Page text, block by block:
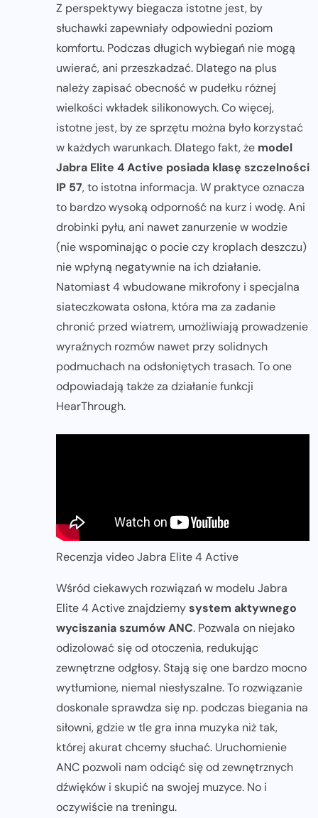
Z perspektywy biegacza istotne jest, by
słuchawki zapewniały odpowiedni poziom
komfortu. Podczas długich wybiegań nie mogą
uwierać, ani przeszkadzać. Dlatego na plus
należy zapisać obecność w pudełku różnej
wielkości wkładek silikonowych. Co więcej,
istotne jest, by ze sprzętu można było korzystać
w każdych warunkach. Dlatego fakt, że model
Jabra Elite 4 Active posiada klasę szczelności
IP 57, to istotna informacja. W praktyce oznacza
to bardzo wysoką odporność na kurz i wodę. Ani
drobinki pyłu, ani nawet zanurzenie w wodzie
(nie wspominając o pocie czy kroplach deszczu)
nie wpłyną negatywnie na ich działanie.
Natomiast 4 wbudowane mikrofony i specjalna
siateczkowata osłona, która ma za zadanie
chronić przed wiatrem, umożliwiają prowadzenie
wyraźnych rozmów nawet przy solidnych
podmuchach na odsłoniętych trasach. To one
odpowiadają także za działanie funkcji
HearThrough.
Recenzja video Jabra Elite 4 Active
Wśród ciekawych rozwiązań w modelu Jabra
Elite 4 Active znajdziemysystem aktywnego
wyciszania szumów ANC. Pozwala on niejako
odizolować się od otoczenia, redukując
zewnętrzne odgłosy. Stają się one bardzo mocno
wytłumione, niemal niesłyszalne. To rozwiązanie
doskonale sprawdza się np. podczas biegania na
siłowni, gdzie w tle gra inna muzyka niż tak,
której akurat chcemy słuchać. Uruchomienie
ANC pozwoli nam odciąć się od zewnętrznych
dźwięków i skupić na swojej muzyce. No i
oczywiście na treningu.